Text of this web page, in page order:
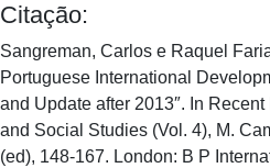
Citação:
Sangreman, Carlos e Raquel
Portuguese International
and Update after 2013″. In
and Social Studies (Vol. 4), M.
(ed), 148-167. London: B P